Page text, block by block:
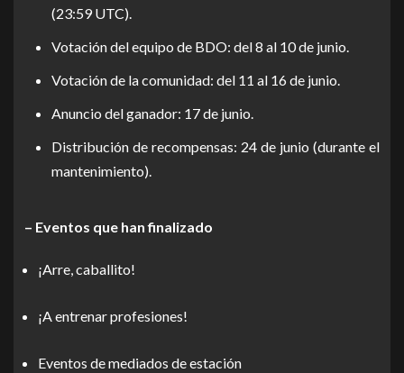
(23:59 UTC).
Votación del equipo de BDO: del 8 al 10 de junio.
Votación de la comunidad: del 11 al 16 de junio.
Anuncio del ganador: 17 de junio.
Distribución de recompensas: 24 de junio (durante el
mantenimiento).
– Eventos que han finalizado
¡Arre, caballito!
¡A entrenar profesiones!
Eventos de mediados de estación